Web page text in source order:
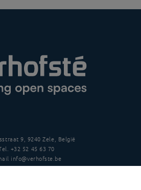
9, 9240 Zele, België
+32 52 45 63 70
info@verhofste.be
BE0439 215 109